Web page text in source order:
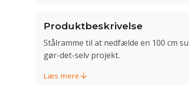
Produktbeskrivelse
Stålramme til at nedfælde en 100 cm
gør-det-selv projekt.
Læs mere